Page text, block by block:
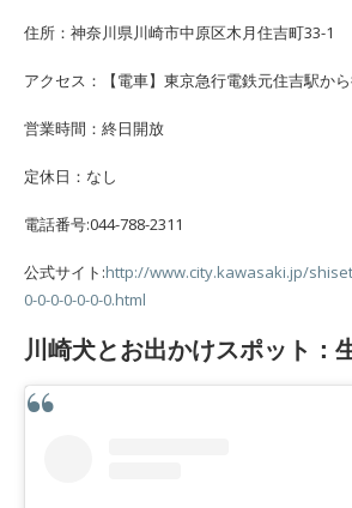
住所：神奈川県川崎市中原区木月住吉町33-1
アクセス：【電車】東京急行電鉄元住吉駅か
営業時間：終日開放
定休日：なし
電話番号:044-788-2311
公式サイト:http://www.city.kawasaki.jp/
0-0-0-0-0-0-0.html
川崎犬とお出かけスポット：